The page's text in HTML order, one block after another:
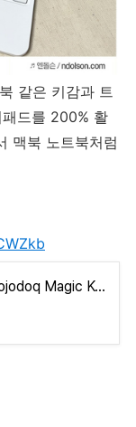
같은 키감과 트
드를 200% 활
맥북 노트북처럼
72.0US $ 40% OFF|Goojodoq Magic Keyboard With Lcd Display For Ipad Pro 11/ Pro 12 9 12.9/ Air 5 Air 4 For Ipad Keyboard Folio Ko